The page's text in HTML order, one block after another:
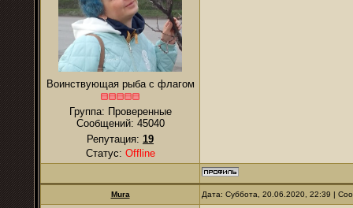
Воинствующая рыба с флагом
Группа: Проверенные
Сообщений: 45040
Репутация: 19
Статус: Offline
Mura Дата: Суббота, 20.06.2020, 22:39 |